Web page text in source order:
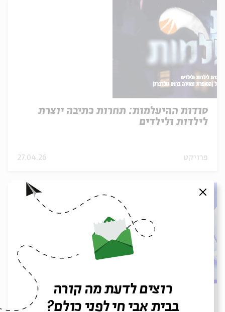
סודות ההיעלמות: תחרות כתיבה יוצרת
לילדות ולילדים
פרויקט 27.04.26
ח״י לבית אבי חי: חוגגים 18 שנות יצירה
סגור
רוצים לדעת מה קורה
בבית אבי חי לפני כולם?